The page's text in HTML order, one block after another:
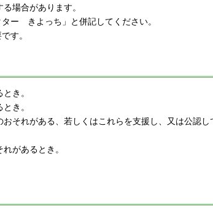
場合があります。
ー きよっち」と併記してください。
す。
き。
き。
それがある、若しくはこれらを支援し、又は公認
があるとき。